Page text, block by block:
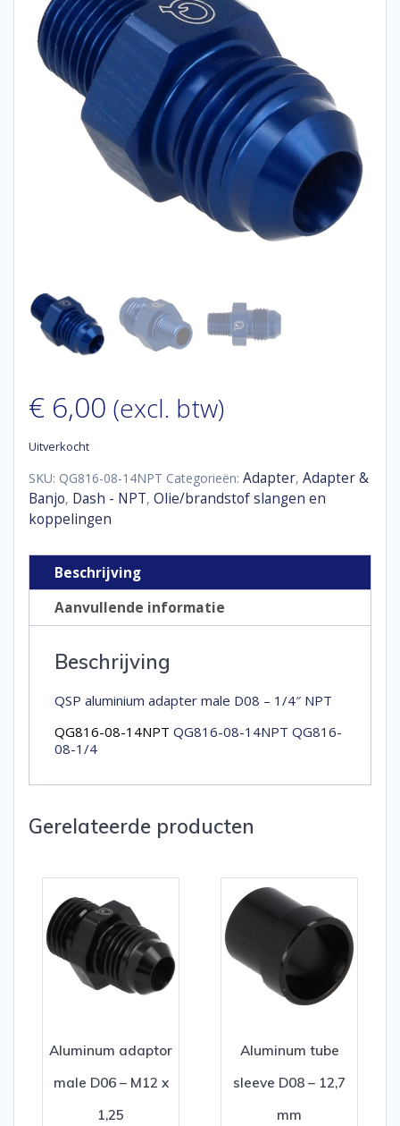
€ 6,00 (excl. btw)
Uitverkocht
SKU: QG816-08-14NPT Categorieën: Adapter, Adapter &
Banjo, Dash - NPT, Olie/brandstof slangen en
koppelingen
Beschrijving
Aanvullende informatie
Beschrijving
QSP aluminium adapter male D08 – 1/4″ NPT
QG816-08-14NPT QG816-08-14NPT QG816-
08-1/4
Gerelateerde producten
Aluminum adaptor
male D06 – M12 x
1,25
Aluminum tube
sleeve D08 – 12,7
mm